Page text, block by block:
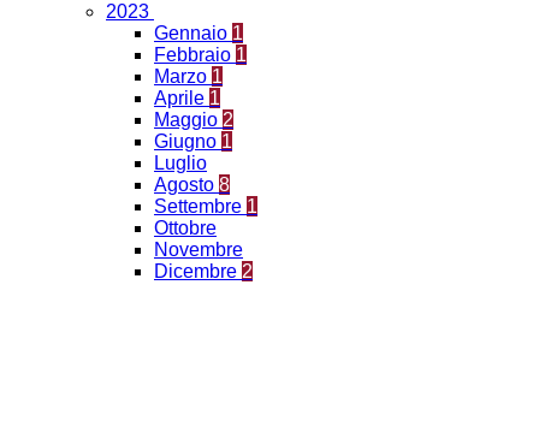
2023
Gennaio 1
Febbraio 1
Marzo 1
Aprile 1
Maggio 2
Giugno 1
Luglio
Agosto 8
Settembre 1
Ottobre
Novembre
Dicembre 2